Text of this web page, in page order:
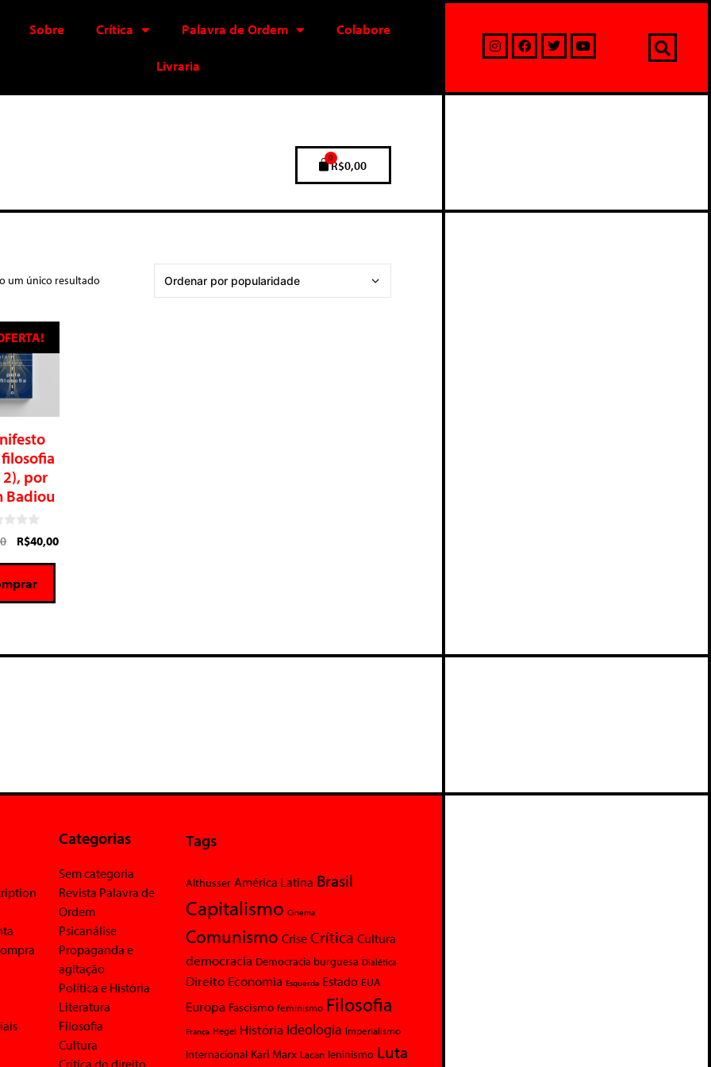
Sobre Crítica Palavra de Ordem Colabore
Livraria
R$0,00
0
um único resultado
2), por
Badiou
R$40,00
Categorias
Sem categoria
Revista Palavra de
Ordem
Psicanálise
Propaganda e
agitação
Política e História
Literatura
Filosofia
Cultura
Tags
Althusser América Latina Brasil
Capitalismo Cinema
Comunismo Crise Crítica Cultura
democracia Democracia burguesa Dialética
Direito Economia Esquerda Estado EUA
Europa Fascismo feminismo Filosofia
França Hegel História Ideologia Imperialismo
Internacional Karl Marx Lacan leninismo Luta